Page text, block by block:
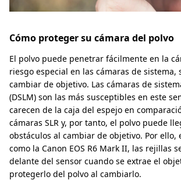
Cómo proteger su cámara del polvo
El polvo puede penetrar fácilmente en la
riesgo especial en las cámaras de sistema,
cambiar de objetivo. Las cámaras de
(DSLM) son las más susceptibles en este
carecen de la caja del espejo en
cámaras SLR y, por tanto, el polvo puede
obstáculos al cambiar de objetivo. Por ello,
como la Canon EOS R6 Mark II, las rejillas
delante del sensor cuando se extrae el
protegerlo del polvo al cambiarlo.